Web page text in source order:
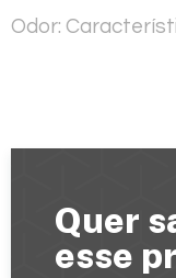
Quer
esse
Odor: